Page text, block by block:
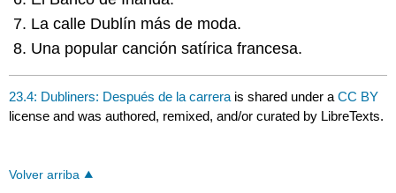
La calle Dublín más de moda.
Una popular canción satírica francesa.
23.4: Dubliners: Después de la carrera is shared under aCC BY
license and was authored, remixed, and/or curated by LibreTexts.
Volver arriba